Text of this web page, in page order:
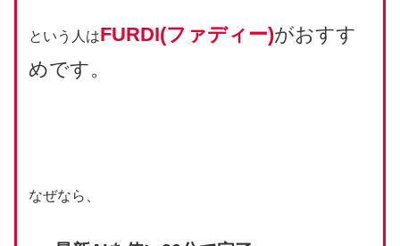
という人はFURDI(ファディー)がおすす
めです。
なぜなら、